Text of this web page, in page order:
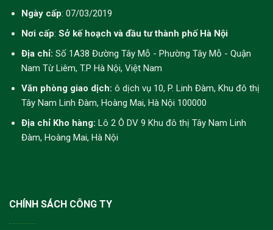
Ngày cấp: 07/03/2019
Nơi cấp: Sở kế hoạch và đầu tư thành phố Hà Nội
Địa chỉ: Số 1A38 Đường Tây Mỗ - Phường Tây Mỗ - Quận
Nam Từ Liêm, T.P Hà Nội, Việt Nam
Văn phòng giao dịch: ô dịch vụ 10, P. Linh Đàm, Khu đô thị
Tây Nam Linh Đàm, Hoàng Mai, Hà Nội 100000
Địa chỉ Kho hàng: Lô 2 Ô DV 9 Khu đô thị Tây Nam Linh
Đàm, Hoàng Mai, Hà Nội
CHÍNH SÁCH CÔNG TY